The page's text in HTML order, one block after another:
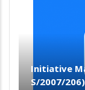
Initiative
S/2007/206)